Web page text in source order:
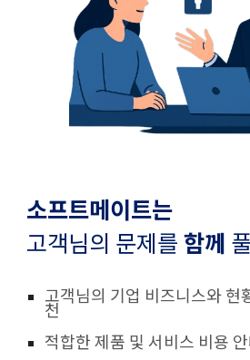
소프트메이트는
고객님의 문제를함께
고객님의 기업 비즈니스와 현
천
적합한 제품 및 서비스 비용